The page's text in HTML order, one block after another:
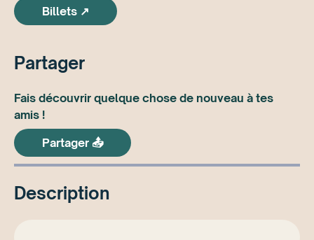
Billets ↗
Partager
Fais découvrir quelque chose de nouveau à tes
amis !
Partager 📤
Description